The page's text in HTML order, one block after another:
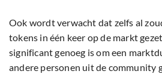
Ook wordt verwacht dat zelfs al
tokens in één keer op de markt
significant genoeg is om een
andere personen uit de community